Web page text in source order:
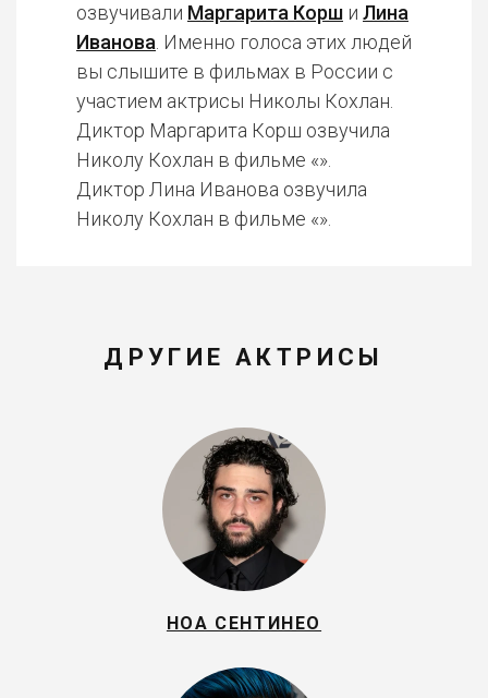
озвучивали Маргарита Корш и Лина
Иванова . Именно голоса этих людей
вы слышите в фильмах в России с
участием актрисы Николы Кохлан.
Диктор Маргарита Корш озвучила
Николу Кохлан в фильме «».
Диктор Лина Иванова озвучила
Николу Кохлан в фильме «».
ДРУГИЕ АКТРИСЫ
НОА СЕНТИНЕО